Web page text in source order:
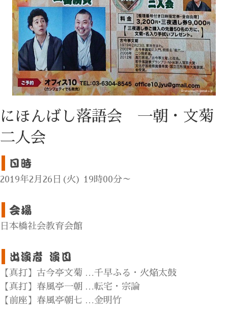
にほんばし落語会 一朝・文菊
二人会
2019年2月26日(火) 19時00分～
日本橋社会教育会館
【真打】古今亭文菊 …千早ふる・火焔太鼓
【真打】春風亭一朝 …転宅・宗論
【前座】春風亭朝七 …金明竹